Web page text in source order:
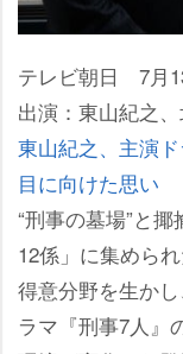
テレビ朝日 7月
出演：東山紀之
東山紀之、主演
目に向けた思い
“刑事の墓場”と
12係」に集めら
得意分野を生か
ラマ『刑事7人』